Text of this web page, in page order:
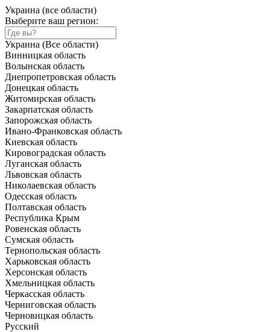
Украина (все области)
Выберите ваш регион:
Украина (Все области)
Винницкая область
Волынская область
Днепропетровская область
Донецкая область
Житомирская область
Закарпатская область
Запорожская область
Ивано-Франковская область
Киевская область
Кировоградская область
Луганская область
Львовская область
Николаевская область
Одесская область
Полтавская область
Республика Крым
Ровенская область
Сумская область
Тернопольская область
Харьковская область
Херсонская область
Хмельницкая область
Черкасская область
Черниговская область
Черновицкая область
Русский